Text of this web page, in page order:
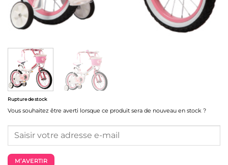
Rupture de stock
Vous souhaitez être averti lorsque ce produit sera de nouveau en stock ?
M’AVERTIR